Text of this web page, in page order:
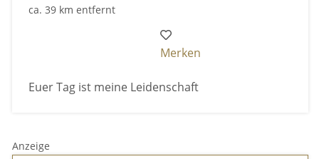
ca. 39 km entfernt
Merken
Euer Tag ist meine Leidenschaft
Anzeige